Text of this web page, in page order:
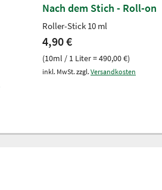
Nach dem Stich - Roll-on
Roller-Stick 10 ml
4,90 €
(10ml / 1 Liter = 490,00 €)
inkl. MwSt. zzgl. Versandkosten